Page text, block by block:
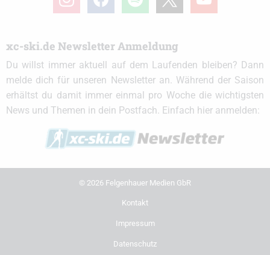
xc-ski.de Newsletter Anmeldung
Du willst immer aktuell auf dem Laufenden bleiben? Dann
melde dich für unseren Newsletter an. Während der Saison
erhältst du damit immer einmal pro Woche die wichtigsten
News und Themen in dein Postfach. Einfach hier anmelden:
© 2026 Felgenhauer Medien GbR
Kontakt
Impressum
Datenschutz